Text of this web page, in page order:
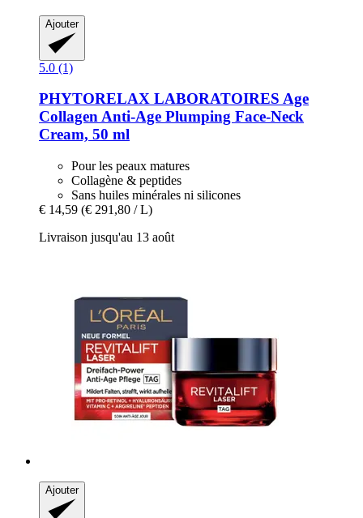
Ajouter
5.0 (1)
PHYTORELAX LABORATOIRES Age
Collagen Anti-​Age Plumping Face-​Neck
Cream, 50 ml
Pour les peaux matures
Collagène & peptides
Sans huiles minérales ni silicones
€ 14,59 (€ 291,80 / L)
Livraison jusqu'au 13 août
Ajouter